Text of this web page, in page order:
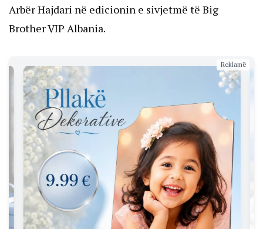
Arbër Hajdari në edicionin e sivjetmë të Big
Brother VIP Albania.
Reklamë